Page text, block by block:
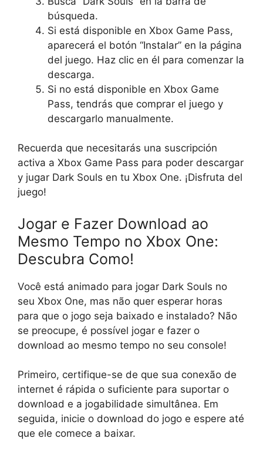
búsqueda.
Si está disponible en Xbox Game Pass,
aparecerá el botón “Instalar” en la página
del juego. Haz clic en él para comenzar la
descarga.
Si no está disponible en Xbox Game
Pass, tendrás que comprar el juego y
descargarlo manualmente.
Recuerda que necesitarás una suscripción
activa a Xbox Game Pass para poder descargar
y jugar Dark Souls en tu Xbox One. ¡Disfruta del
juego!
Jogar e Fazer Download ao
Mesmo Tempo no Xbox One:
Descubra Como!
Você está animado para jogar Dark Souls no
seu Xbox One, mas não quer esperar horas
para que o jogo seja baixado e instalado? Não
se preocupe, é possível jogar e fazer o
download ao mesmo tempo no seu console!
Primeiro, certifique-se de que sua conexão de
internet é rápida o suficiente para suportar o
download e a jogabilidade simultânea. Em
seguida, inicie o download do jogo e espere até
que ele comece a baixar.